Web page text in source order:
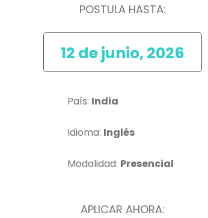
POSTULA HASTA:
12 de junio, 2026
País: India
Idioma: Inglés
Modalidad: Presencial
APLICAR AHORA: